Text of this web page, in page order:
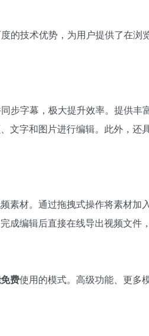
的技术优势，为用户提供了在浏
步字幕，极大提升效率。提供丰
文字和图片进行编辑。此外，还
素材。通过拖拽式操作将素材加
编辑后直接在线导出视频文件
费使用的模式。高级功能、更多